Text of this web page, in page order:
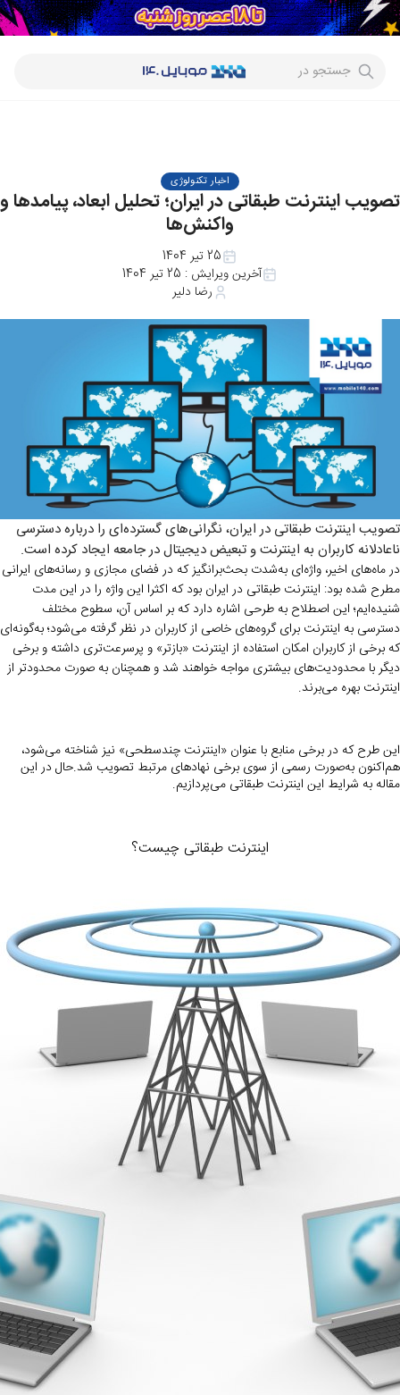
جستجو در
اخبار تکنولوژی
تصویب اینترنت طبقاتی در ایران؛ تحلیل ابعاد، پیامدها و
واکنش‌ها
25 تیر 1404
آخرین ویرایش : 25 تیر 1404
رضا دلیر
تصویب اینترنت طبقاتی در ایران، نگرانی‌های گسترده‌ای را درباره دسترسی
ناعادلانه کاربران به اینترنت و تبعیض دیجیتال در جامعه ایجاد کرده است.
در ماه‌های اخیر، واژه‌ای به‌شدت بحث‌برانگیز که در فضای مجازی و رسانه‌های ایرانی
مطرح شده بود: اینترنت طبقاتی در ایران بود که اکثرا این واژه را در این مدت
شنیده‌ایم؛ این اصطلاح به طرحی اشاره دارد که بر اساس آن، سطوح مختلف
دسترسی به اینترنت برای گروه‌های خاصی از کاربران در نظر گرفته می‌شود؛ به‌گونه‌ای
که برخی از کاربران امکان استفاده از اینترنت «بازتر» و پرسرعت‌تری داشته و برخی
دیگر با محدودیت‌های بیشتری مواجه خواهند شد و همچنان به صورت محدودتر از
اینترنت بهره می‌برند.
این طرح که در برخی منابع با عنوان «اینترنت چندسطحی» نیز شناخته می‌شود،
هم‌اکنون به‌صورت رسمی از سوی برخی نهادهای مرتبط تصویب شد.حال در این
مقاله به شرایط این اینترنت طبقاتی می‌پردازیم.
اینترنت طبقاتی چیست؟